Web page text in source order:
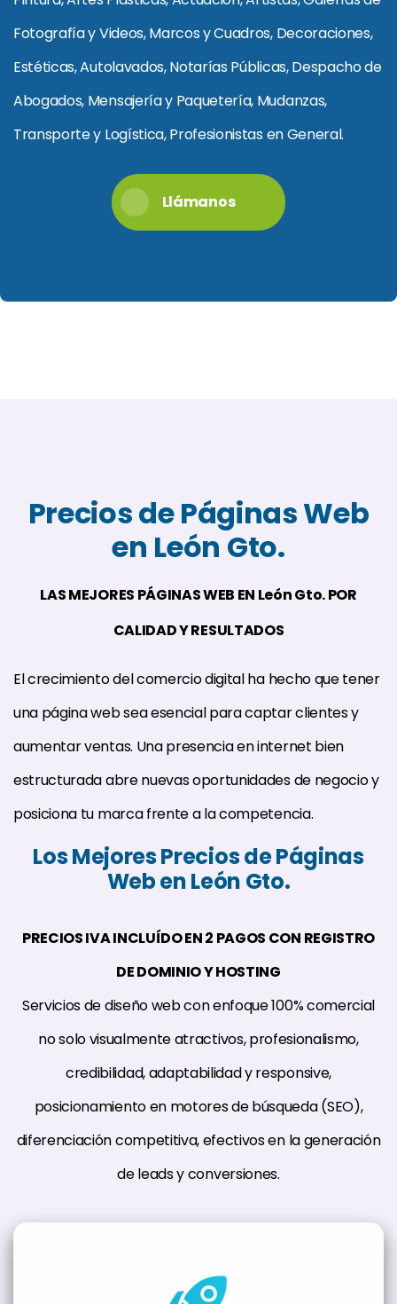
Fotografía y Videos, Marcos y Cuadros, Decoraciones,
Estéticas, Autolavados, Notarías Públicas, Despacho de
Abogados, Mensajería y Paquetería, Mudanzas,
Transporte y Logística, Profesionistas en General.
Llámanos
Precios de Páginas Web
en León Gto.
LAS MEJORES PÁGINAS WEB EN León Gto. POR
CALIDAD Y RESULTADOS
El crecimiento del comercio digital ha hecho que tener
una página web sea esencial para captar clientes y
aumentar ventas. Una presencia en internet bien
estructurada abre nuevas oportunidades de negocio y
posiciona tu marca frente a la competencia.
Los Mejores Precios de Páginas
Web en León Gto.
PRECIOS IVA INCLUÍDO EN 2 PAGOS CON REGISTRO
DE DOMINIO Y HOSTING
Servicios de diseño web con enfoque 100% comercial
no solo visualmente atractivos, profesionalismo,
credibilidad, adaptabilidad y responsive,
posicionamiento en motores de búsqueda (SEO),
diferenciación competitiva, efectivos en la generación
de leads y conversiones.